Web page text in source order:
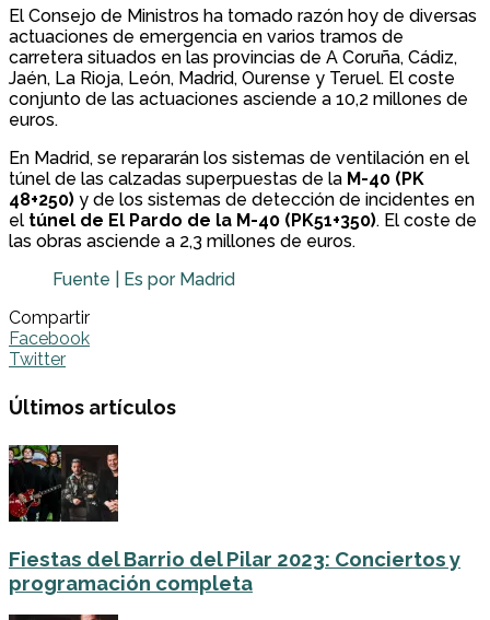
El Consejo de Ministros ha tomado razón hoy de diversas
actuaciones de emergencia en varios tramos de
carretera situados en las provincias de A Coruña, Cádiz,
Jaén, La Rioja, León, Madrid, Ourense y Teruel. El coste
conjunto de las actuaciones asciende a 10,2 millones de
euros.
En Madrid, se repararán los sistemas de ventilación en el
túnel de las calzadas superpuestas de la M-40 (PK
48+250) y de los sistemas de detección de incidentes en
el túnel de El Pardo de la M-40 (PK51+350). El coste de
las obras asciende a 2,3 millones de euros.
Fuente | Es por Madrid
Compartir
Facebook
Twitter
Últimos artículos
Fiestas del Barrio del Pilar 2023: Conciertos y
programación completa